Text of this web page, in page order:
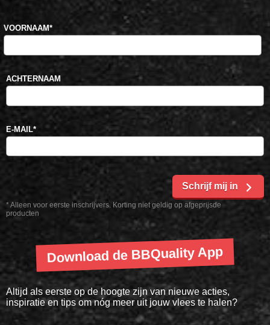
* Alleen voor eerste inschrijvers. Korting niet geldig op afgeprijsde
producten
VOORNAAM*
ACHTERNAAM
E-MAIL*
Schrijf mij in
Download de BBQuality App
Altijd als eerste op de hoogte zijn van nieuwe acties,
inspiratie en tips om nóg meer uit jouw vlees te halen?